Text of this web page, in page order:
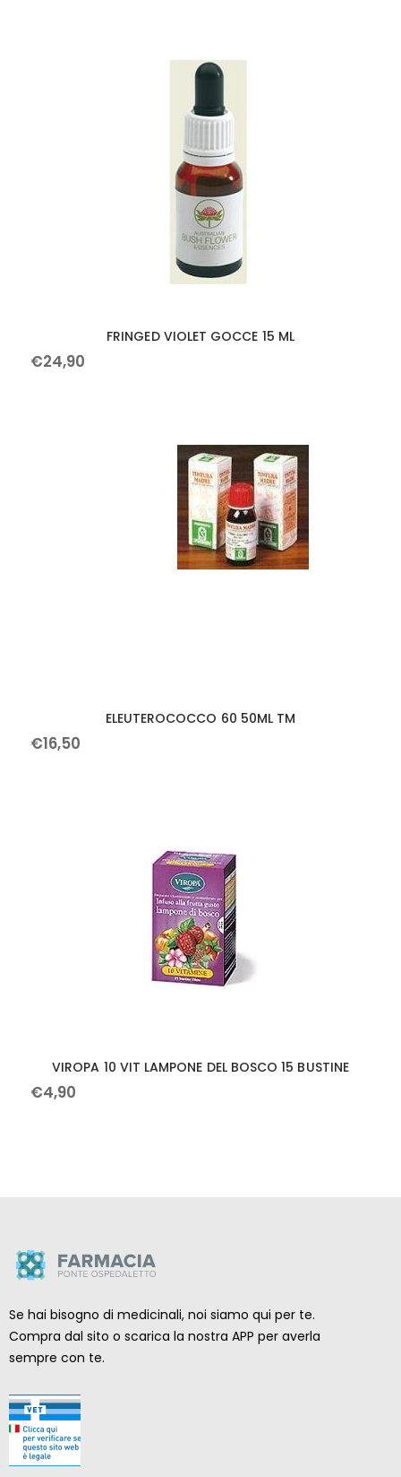
FRINGED VIOLET GOCCE 15 ML
€24,90
ELEUTEROCOCCO 60 50ML TM
€16,50
VIROPA 10 VIT LAMPONE DEL BOSCO 15 BUSTINE
€4,90
Se hai bisogno di medicinali, noi siamo qui per te.
Compra dal sito o scarica la nostra APP per averla
sempre con te.